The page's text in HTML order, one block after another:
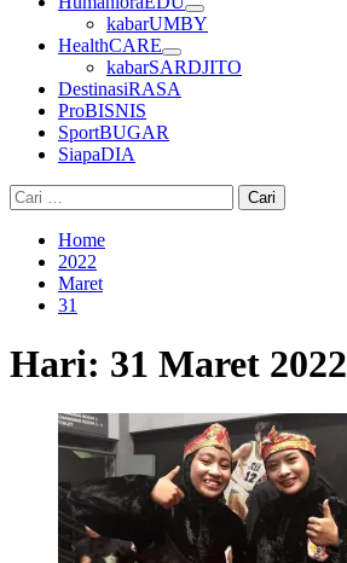
kabarUMBY
HealthCARE
kabarSARDJITO
DestinasiRASA
ProBISNIS
SportBUGAR
SiapaDIA
Cari
untuk:
Home
2022
Maret
31
Hari: 31 Maret 2022